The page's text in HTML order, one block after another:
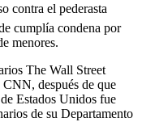
contra el pederasta
cumplía condena por
menores.
The Wall Street
después de que
Estados Unidos fue
de su Departamento